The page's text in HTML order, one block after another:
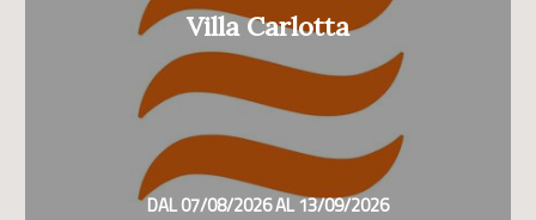
Villa Carlotta
DAL 07/08/2026 AL 13/09/2026